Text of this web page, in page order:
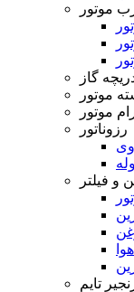
موتور
گاز
موتور
موتور
رزوناتور
و فیلتر
تایم